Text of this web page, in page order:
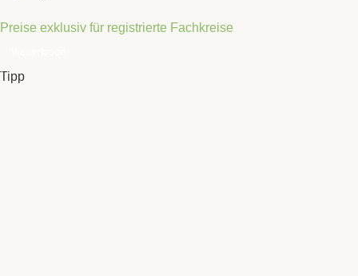
Preise exklusiv für registrierte Fachkreise
Tipp